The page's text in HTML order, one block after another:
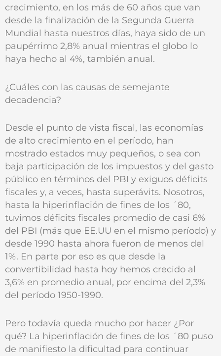
crecimiento, en los más de 60 años que van
desde la finalización de la Segunda Guerra
Mundial hasta nuestros días, haya sido de un
paupérrimo 2,8% anual mientras el globo lo
haya hecho al 4%, también anual.
¿Cuáles con las causas de semejante
decadencia?
Desde el punto de vista fiscal, las economías
de alto crecimiento en el período, han
mostrado estados muy pequeños, o sea con
baja participación de los impuestos y del gasto
público en términos del PBI y exiguos déficits
fiscales y, a veces, hasta superávits. Nosotros,
hasta la hiperinflación de fines de los ´80,
tuvimos déficits fiscales promedio de casi 6%
del PBI (más que EE.UU en el mismo período) y
desde 1990 hasta ahora fueron de menos del
1%. En parte por eso es que desde la
convertibilidad hasta hoy hemos crecido al
3,6% en promedio anual, por encima del 2,3%
del período 1950-1990.
Pero todavía queda mucho por hacer ¿Por
qué? La hiperinflación de fines de los ´80 puso
de manifiesto la dificultad para continuar